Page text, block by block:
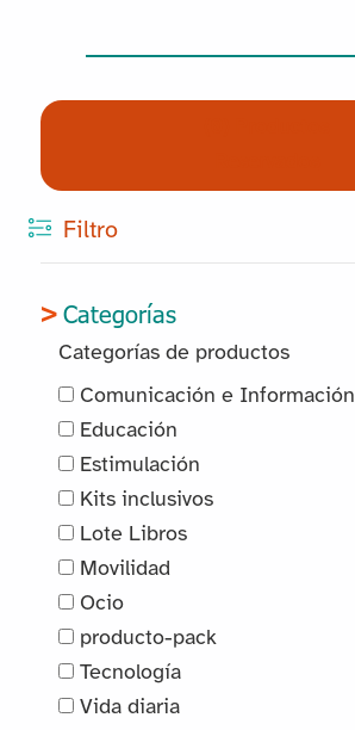
Filtro
Categorías
Categorías de productos
Comunicación e Información
Educación
Estimulación
Kits inclusivos
Lote Libros
Movilidad
Ocio
producto-pack
Tecnología
Vida diaria